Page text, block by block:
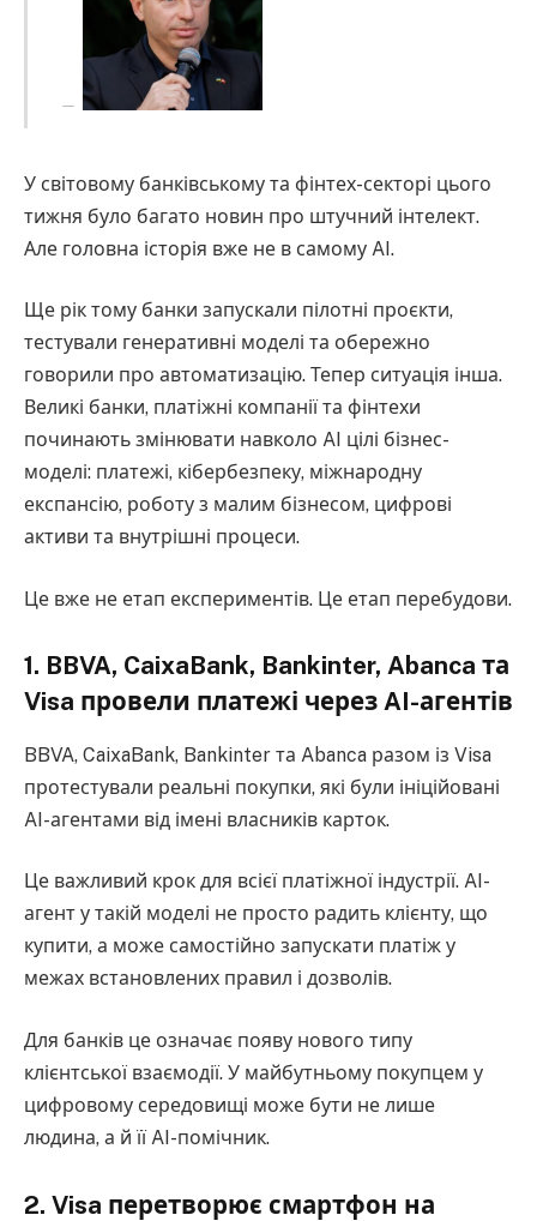
У світовому банківському та фінтех-секторі цього
тижня було багато новин про штучний інтелект.
Але головна історія вже не в самому AI.
Ще рік тому банки запускали пілотні проєкти,
тестували генеративні моделі та обережно
говорили про автоматизацію. Тепер ситуація інша.
Великі банки, платіжні компанії та фінтехи
починають змінювати навколо AI цілі бізнес-
моделі: платежі, кібербезпеку, міжнародну
експансію, роботу з малим бізнесом, цифрові
активи та внутрішні процеси.
Це вже не етап експериментів. Це етап перебудови.
1. BBVA, CaixaBank, Bankinter, Abanca та
Visa провели платежі через AI-агентів
BBVA, CaixaBank, Bankinter та Abanca разом із Visa
протестували реальні покупки, які були ініційовані
AI-агентами від імені власників карток.
Це важливий крок для всієї платіжної індустрії. AI-
агент у такій моделі не просто радить клієнту, що
купити, а може самостійно запускати платіж у
межах встановлених правил і дозволів.
Для банків це означає появу нового типу
клієнтської взаємодії. У майбутньому покупцем у
цифровому середовищі може бути не лише
людина, а й її AI-помічник.
2. Visa перетворює смартфон на